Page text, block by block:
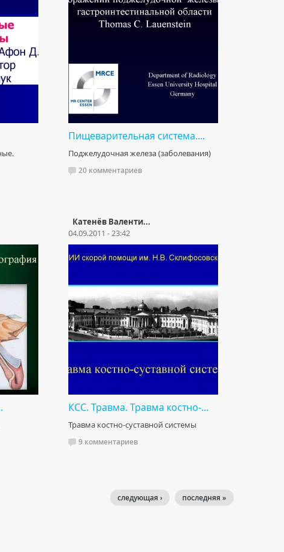
Пищеварительная система....
Поджелудочная железа (заболевания)
20 комментариев
Катенёв Валенти...
04.09.2011 - 23:42
КСС. Травма. Травма костно-...
Травма костно-суставной системы
9 комментариев
последняя »
следующая ›